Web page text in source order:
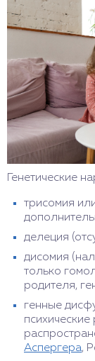
Генетические
трисомия
делеция
дисомия
только
родителя,
генные
Аспергера,